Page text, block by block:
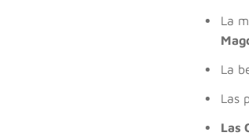
La
La
Las
Las